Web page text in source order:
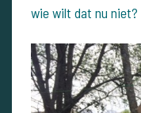
wie wilt dat nu niet?